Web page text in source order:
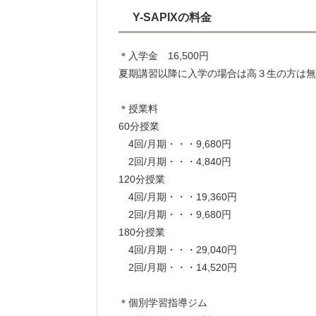
Y-SAPIXの料金
＊入学金 16,500円
夏期講習以降に入学の場合は高３生の方は
＊授業料
60分授業
4回/月期・・・9,680円
2回/月期・・・4,840円
120分授業
4回/月期・・・19,360円
2回/月期・・・9,680円
180分授業
4回/月期・・・29,040円
2回/月期・・・14,520円
＊個別学習指導ジム